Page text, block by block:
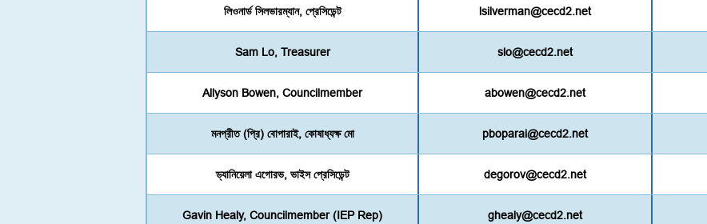
লিওনার্ড সিলভারম্যান, প্রেসিডেন্ট lsilverman@cecd2.net
Sam Lo, Treasurer slo@cecd2.net
Allyson Bowen, Councilmember abowen@cecd2.net
মনপ্রীত (প্রি) বোপারাই, কোষাধ্যক্ষ মো pboparai@cecd2.net
ড্যানিয়েলা এগোরভ, ভাইস প্রেসিডেন্ট degorov@cecd2.net
Gavin Healy, Councilmember (IEP Rep) ghealy@cecd2.net